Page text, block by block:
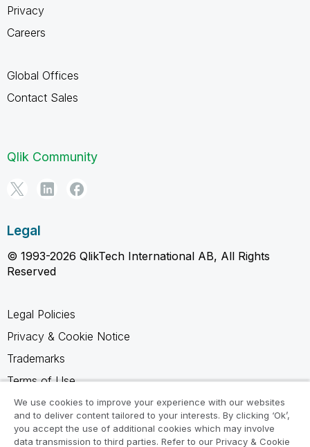
Privacy
Careers
Global Offices
Contact Sales
Qlik Community
Legal
© 1993-2026 QlikTech International AB, All Rights
Reserved
Legal Policies
Privacy & Cookie Notice
Trademarks
Terms of Use
Legal Agreements
Product Terms
We use cookies to improve your experience with our websites
and to deliver content tailored to your interests. By clicking ‘Ok’,
you accept the use of additional cookies which may involve
data transmission to third parties. Refer to our Privacy & Cookie